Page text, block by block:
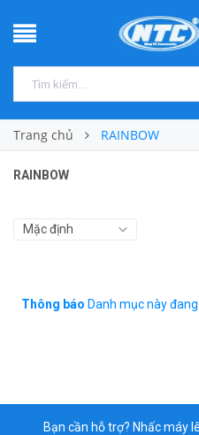
Trang chủ RAINBOW
RAINBOW
Thông báo Danh mục này
Bạn cần hỗ trợ? Nhấc máy